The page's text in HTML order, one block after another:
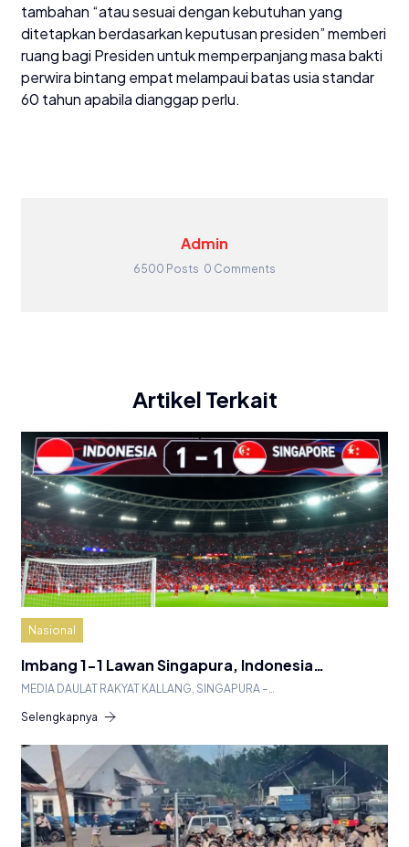
tambahan “atau sesuai dengan kebutuhan yang
ditetapkan berdasarkan keputusan presiden” memberi
ruang bagi Presiden untuk memperpanjang masa bakti
perwira bintang empat melampaui batas usia standar
60 tahun apabila dianggap perlu.
Admin
6500 Posts 0 Comments
Artikel Terkait
Nasional
Imbang 1-1 Lawan Singapura, Indonesia…
MEDIA DAULAT RAKYAT KALLANG, SINGAPURA –…
Selengkapnya